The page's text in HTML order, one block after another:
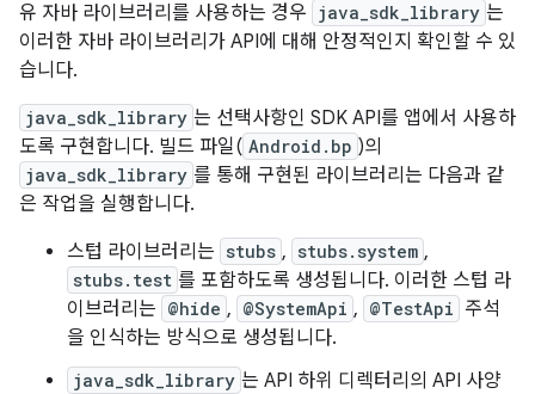
유 자바 라이브러리를 사용하는 경우 java_sdk_library 는
이러한 자바 라이브러리가 API에 대해 안정적인지 확인할 수 있
습니다.
java_sdk_library 는 선택사항인 SDK API를 앱에서 사용하
도록 구현합니다. 빌드 파일( Android.bp )의
java_sdk_library 를 통해 구현된 라이브러리는 다음과 같
은 작업을 실행합니다.
스텁 라이브러리는 stubs , stubs.system ,
stubs.test 를 포함하도록 생성됩니다. 이러한 스텁 라
이브러리는 @hide , @SystemApi , @TestApi 주석
을 인식하는 방식으로 생성됩니다.
java_sdk_library 는 API 하위 디렉터리의 API 사양